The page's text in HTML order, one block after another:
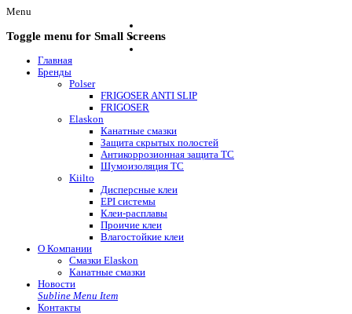
Menu
Toggle menu for Small Screens
Главная
Бренды
Polser
FRIGOSER ANTI SLIP
FRIGOSER
Elaskon
Канатные смазки
Защита скрытых полостей
Антикоррозионная защита ТС
Шумоизоляция ТС
Kiilto
Дисперсные клеи
EPI системы
Клеи-расплавы
Проичие клеи
Влагостойкие клеи
О Компании
Смазки Elaskon
Канатные смазки
Новости
Subline Menu Item
Контакты